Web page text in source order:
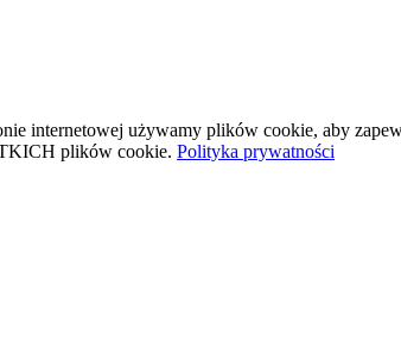
internetowej używamy plików cookie, aby
plików cookie. Polityka prywatności